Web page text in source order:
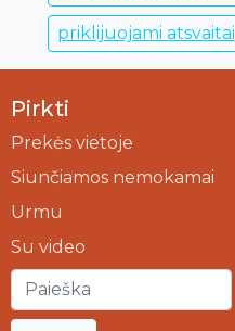
priklijuojami atsvaitai
Pirkti
Prekės vietoje
Siunčiamos nemokamai
Urmu
Su video